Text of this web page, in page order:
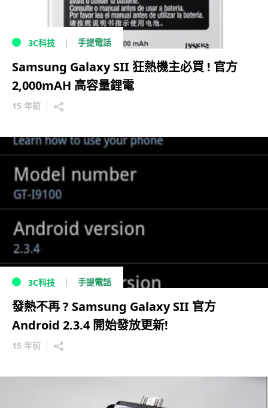
3C科技 手提電話
Samsung Galaxy SII 狂熱機主必買 ! 官方
2,000mAH 高容量鋰電
15 年前
3C科技 手提電話
發熱不再 ? Samsung Galaxy SII 官方
Android 2.3.4 開始發放更新!
15 年前